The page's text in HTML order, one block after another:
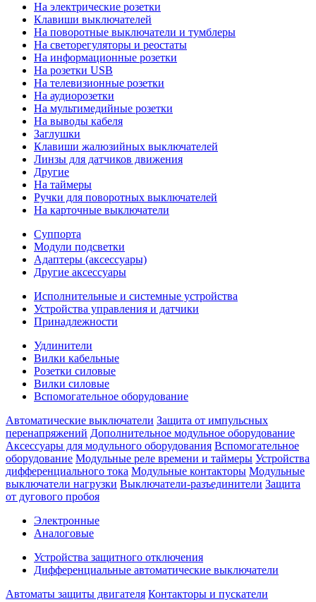
На электрические розетки
Клавиши выключателей
На поворотные выключатели и тумблеры
На светорегуляторы и реостаты
На информационные розетки
На розетки USB
На телевизионные розетки
На аудиорозетки
На мультимедийные розетки
На выводы кабеля
Заглушки
Клавиши жалюзийных выключателей
Линзы для датчиков движения
Другие
На таймеры
Ручки для поворотных выключателей
На карточные выключатели
Суппорта
Модули подсветки
Адаптеры (аксессуары)
Другие аксессуары
Исполнительные и системные устройства
Устройства управления и датчики
Принадлежности
Удлинители
Вилки кабельные
Розетки силовые
Вилки силовые
Вспомогательное оборудование
Автоматические выключатели Защита от импульсных
перенапряжений Дополнительное модульное оборудование
Аксессуары для модульного оборудования Вспомогательное
оборудование Модульные реле времени и таймеры Устройства
дифференциального тока Модульные контакторы Модульные
выключатели нагрузки Выключатели-разъединители Защита
от дугового пробоя
Электронные
Аналоговые
Устройства защитного отключения
Дифференциальные автоматические выключатели
Автоматы защиты двигателя Контакторы и пускатели